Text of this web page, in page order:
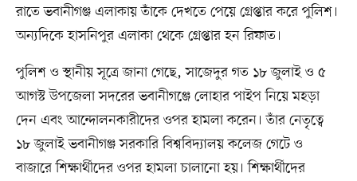
রাতে ভবানীগঞ্জ এলাকায় তাঁকে দেখতে পেয়ে গ্রেপ্তার করে পুলিশ।
অন্যদিকে হাসনিপুর এলাকা থেকে গ্রেপ্তার হন রিফাত।
পুলিশ ও স্থানীয় সূত্রে জানা গেছে, সাজেদুর গত ১৮ জুলাই ও ৫
আগস্ট উপজেলা সদরের ভবানীগঞ্জে লোহার পাইপ নিয়ে মহড়া
দেন এবং আন্দোলনকারীদের ওপর হামলা করেন। তাঁর নেতৃত্বে
১৮ জুলাই ভবানীগঞ্জ সরকারি বিশ্ববিদ্যালয় কলেজ গেটে ও
বাজারে শিক্ষার্থীদের ওপর হামলা চালানো হয়। শিক্ষার্থীদের